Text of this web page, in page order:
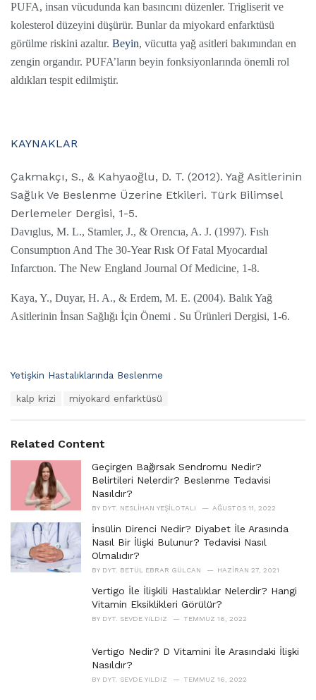
PUFA, insan vücudunda kan basıncını düzenler. Trigliserit ve
kolesterol düzeyini düşürür. Bunlar da miyokard enfarktüsü
görülme riskini azaltır. Beyin, vücutta yağ asitleri bakımından en
zengin organdır. PUFA’ların beyin fonksiyonlarında önemli rol
aldıkları tespit edilmiştir.
KAYNAKLAR
Çakmakçı, S., & Kahyaoğlu, D. T. (2012). Yağ Asitlerinin
Sağlık Ve Beslenme Üzerine Etkileri. Türk Bilimsel
Derlemeler Dergisi, 1-5.
Davıglus, M. L., Stamler, J., & Orencıa, A. J. (1997). Fısh
Consumptıon And The 30-Year Rısk Of Fatal Myocardıal
Infarctıon. The New England Journal Of Medicine, 1-8.
Kaya, Y., Duyar, H. A., & Erdem, M. E. (2004). Balık Yağ
Asitlerinin İnsan Sağlığı İçin Önemi . Su Ürünleri Dergisi, 1-6.
C
r
i
Yetişkin Hastalıklarında Beslenme
:
kalp krizi miyokard enfarktüsü
Related Content
Geçirgen Bağırsak Sendromu Nedir?
Belirtileri Nelerdir? Beslenme Tedavisi
Nasıldır?
BY DYT. NESLIHAN YEŞILOTALI AĞUSTOS 11, 2022
İnsülin Direnci Nedir? Diyabet İle Arasında
Nasıl Bir İlişki Bulunur? Tedavisi Nasıl
Olmalıdır?
BY DYT. BETÜL EBRAR GÜLCAN HAZIRAN 27, 2021
Vertigo İle İlişkili Hastalıklar Nelerdir? Hangi
Vitamin Eksiklikleri Görülür?
BY DYT. SEVDE YILDIZ TEMMUZ 16, 2022
Vertigo Nedir? D Vitamini İle Arasındaki İlişki
Nasıldır?
BY DYT. SEVDE YILDIZ TEMMUZ 16, 2022